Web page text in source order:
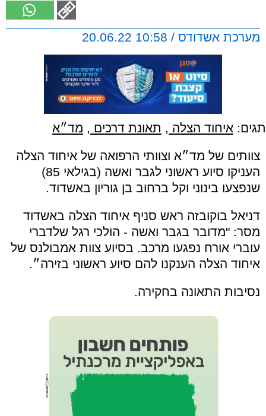
מערכת אשדודס / 10:58 20.06.22
תגים: איחוד הצלה , תאונת דרכים , מד״א
צוותים של מד״א וצוותי הרפואה של איחוד הצלה
העניקו סיוע ראשוני לגבר ואשה (בגילאי 85)
שנפצעו בינוני וקל ברחוב בן גוריון באשדוד.
דניאל בוקובזה ראש סניף איחוד הצלה באשדוד
מסר: "מדובר בגבר ואשה - הולכי רגל שלדברי
עוברי אורח נפגעו מרכב. בסיוע צוות אמבולנס של
איחוד הצלה הענקנו להם סיוע ראשוני בזירה״.
נסיבות התאונה בחקירה.